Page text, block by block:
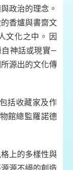
政治的理念。
香爐與書齋文
文化之中。 因
神話或現實—
源出的文化傳
括收藏家及作
館總監羅諾德
上的多樣性與